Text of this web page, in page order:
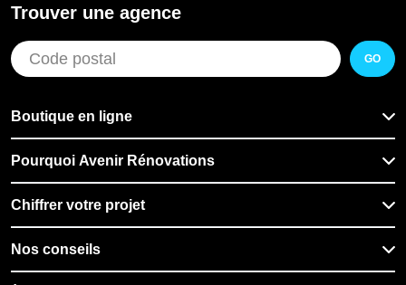
Trouver une agence
GO
Boutique en ligne
Pourquoi Avenir Rénovations
Chiffrer votre projet
Nos conseils